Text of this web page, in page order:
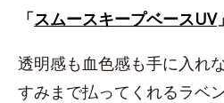
「スムースキープベースUV
透明感も血色感も手に入れ
すみまで払ってくれるラベ